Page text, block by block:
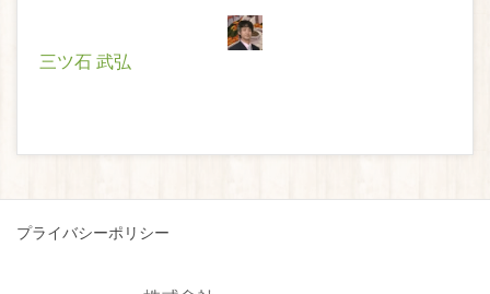
三ツ石 武弘
プライバシーポリシー